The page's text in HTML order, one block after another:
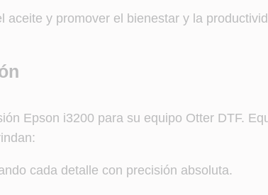
y promover el bienestar y la
Epson i3200 para su equipo Otter DTF.
cada detalle con precisión absoluta.